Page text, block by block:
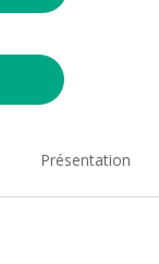
Présentation